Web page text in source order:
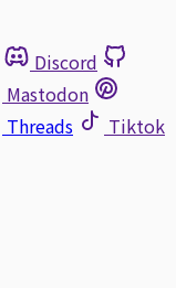
Discord
Mastodon
Threads
Tiktok